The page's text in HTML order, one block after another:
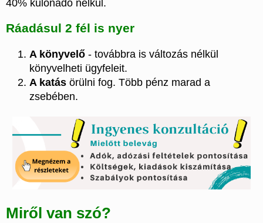
40% különadó nélkül.
Ráadásul 2 fél is nyer
A könyvelő - továbbra is változás nélkül
könyvelheti ügyfeleit.
A katás örülni fog. Több pénz marad a
zsebében.
Miről van szó?